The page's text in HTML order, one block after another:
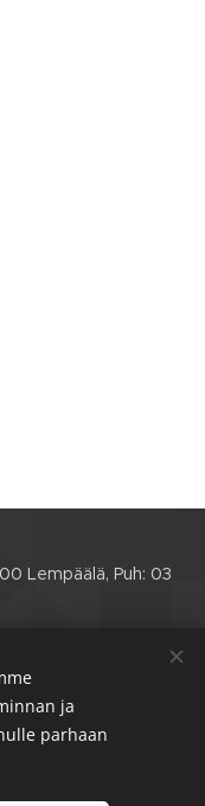
Lempäälä, Puh: 03
ja
parhaan